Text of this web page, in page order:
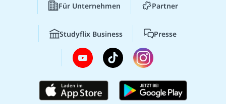
Für Unternehmen Partner
Studyflix Business Presse